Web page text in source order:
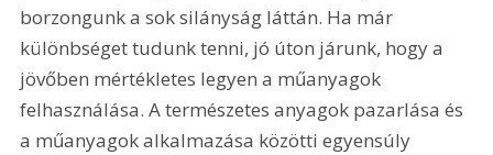
borzongunk a sok silányság láttán. Ha már
különbséget tudunk tenni, jó úton járunk, hogy a
jövőben mértékletes legyen a műanyagok
felhasználása. A természetes anyagok pazarlása és
a műanyagok alkalmazása közötti egyensúly